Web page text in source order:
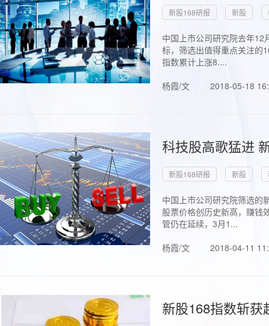
新股168研报 新股
中国上市公司研究院去年
标，筛选出值得重点关注的
指数累计上涨8....
杨霞/文
2018-05-18
科技股高歌猛进
新股168研报 新股
中国上市公司研究院筛选的
股票价格创历史新高，赚钱
管仍在延续，3月1...
杨霞/文
2018-04-11
新股168指数斩